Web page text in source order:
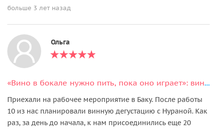
больше 3 лет назад
Ольга
«Вино в бокале нужно пить, пока оно играет»: винная дегустация
Приехали на рабочее мероприятие в Баку. После работы
10 из нас планировали винную дегустацию с Нураной. Как
раз, за день до начала, к нам присоединились еще 20